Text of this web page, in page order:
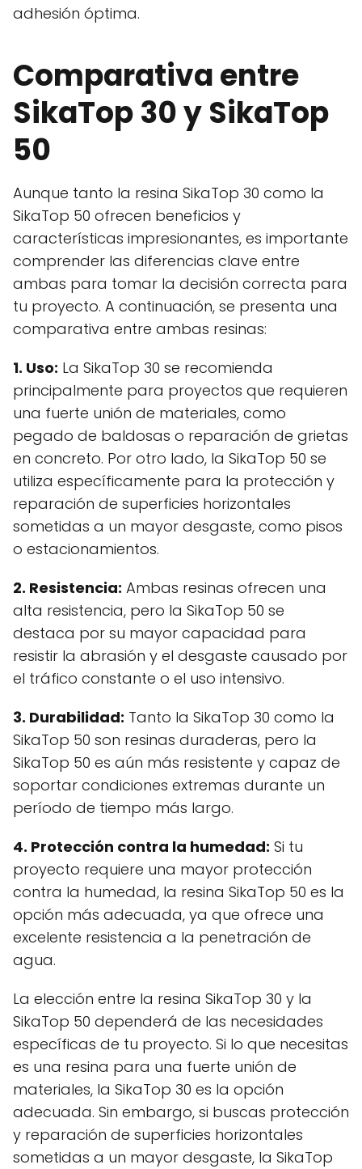
adhesión óptima.
Comparativa entre
SikaTop 30 y SikaTop
50
Aunque tanto la resina SikaTop 30 como la
SikaTop 50 ofrecen beneficios y
características impresionantes, es importante
comprender las diferencias clave entre
ambas para tomar la decisión correcta para
tu proyecto. A continuación, se presenta una
comparativa entre ambas resinas:
1. Uso: La SikaTop 30 se recomienda
principalmente para proyectos que requieren
una fuerte unión de materiales, como
pegado de baldosas o reparación de grietas
en concreto. Por otro lado, la SikaTop 50 se
utiliza específicamente para la protección y
reparación de superficies horizontales
sometidas a un mayor desgaste, como pisos
o estacionamientos.
2. Resistencia: Ambas resinas ofrecen una
alta resistencia, pero la SikaTop 50 se
destaca por su mayor capacidad para
resistir la abrasión y el desgaste causado por
el tráfico constante o el uso intensivo.
3. Durabilidad: Tanto la SikaTop 30 como la
SikaTop 50 son resinas duraderas, pero la
SikaTop 50 es aún más resistente y capaz de
soportar condiciones extremas durante un
período de tiempo más largo.
4. Protección contra la humedad: Si tu
proyecto requiere una mayor protección
contra la humedad, la resina SikaTop 50 es la
opción más adecuada, ya que ofrece una
excelente resistencia a la penetración de
agua.
La elección entre la resina SikaTop 30 y la
SikaTop 50 dependerá de las necesidades
específicas de tu proyecto. Si lo que necesitas
es una resina para una fuerte unión de
materiales, la SikaTop 30 es la opción
adecuada. Sin embargo, si buscas protección
y reparación de superficies horizontales
sometidas a un mayor desgaste, la SikaTop